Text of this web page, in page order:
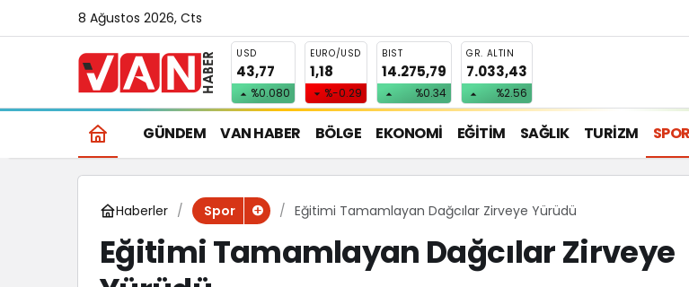
8 Ağustos 2026, Cts
USD
43,77
%0.080
EURO/USD
1,18
%-0.29
BIST
14.275,79
%0.34
GR. ALTIN
7.033,43
%2.56
GÜNDEM VAN HABER BÖLGE EKONOMİ EĞİTİM SAĞLIK TURİZM SPOR
Haberler Spor Eğitimi Tamamlayan Dağcılar Zirveye Yürüdü
Eğitimi Tamamlayan Dağcılar Zirveye